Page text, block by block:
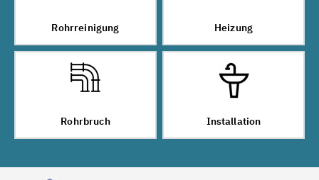
Rohrreinigung Heizung
Rohrbruch Installation